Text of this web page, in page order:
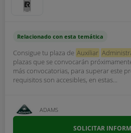
Relacionado con esta temática
Consigue tu plaza de Auxiliar
plazas que se convocarán
más convocatorias, para superar este
requisitos son accesibles, en estas...
ADAMS
SOLICITAR